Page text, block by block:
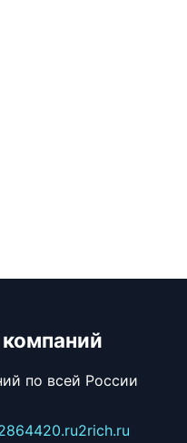
по всей России
2rich.ru